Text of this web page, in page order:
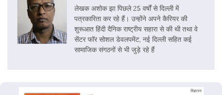
लेखक अशोक झा पिछले 25 वर्षों से दिल्ली में
पत्रकारिता कर रहे हैं। उन्होंने अपने कैरियर की
शुरूआत हिंदी दैनिक राष्ट्रीय सहारा से की थी तथा वे
सेंटर फॉर सोशल डेवलपमेंट, नई दिल्ली सहित कई
सामाजिक संगठनों से भी जुड़े रहे हैं